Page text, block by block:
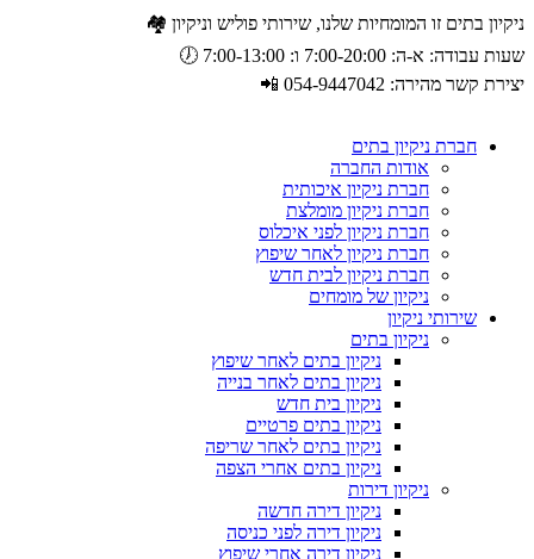
ניקיון בתים זו המומחיות שלנו, שירותי פוליש וניקיון 🏘️
שעות עבודה: א-ה: 7:00-20:00 ו: 7:00-13:00 🕖
יצירת קשר מהירה: 054-9447042 📲
חברת ניקיון בתים
אודות החברה
חברת ניקיון איכותית
חברת ניקיון מומלצת
חברת ניקיון לפני איכלוס
חברת ניקיון לאחר שיפוץ
חברת ניקיון לבית חדש
ניקיון של מומחים
שירותי ניקיון
ניקיון בתים
ניקיון בתים לאחר שיפוץ
ניקיון בתים לאחר בנייה
ניקיון בית חדש
ניקיון בתים פרטיים
ניקיון בתים לאחר שריפה
ניקיון בתים אחרי הצפה
ניקיון דירות
ניקיון דירה חדשה
ניקיון דירה לפני כניסה
ניקיון דירה אחרי שיפוץ